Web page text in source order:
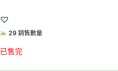
29 銷售數量
已售完